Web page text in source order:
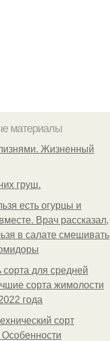
материалы
Жизненный
груш.
есть огурцы и
Врач рассказал,
в салате смешивать
для средней
сорта жимолости
года
сорт
Особенности